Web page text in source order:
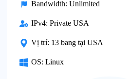
Bandwidth: Unlimited
IPv4: Private USA
Vị trí: 13 bang tại USA
OS: Linux